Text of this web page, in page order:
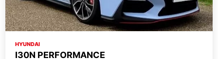
HYUNDAI
I30N PERFORMANCE